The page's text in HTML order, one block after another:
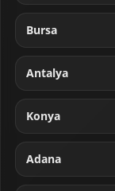
Bursa
Antalya
Konya
Adana